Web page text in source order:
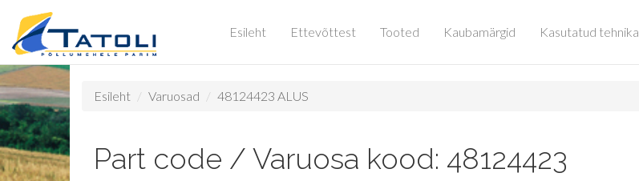
Esileht Ettevõttest Tooted Kaubamärgid Kasutatud tehnika
Esileht Varuosad 48124423 ALUS
Part code / Varuosa kood: 48124423